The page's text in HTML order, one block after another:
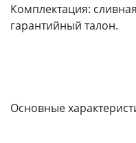
Комплектация:
гарантийный талон.
Основные